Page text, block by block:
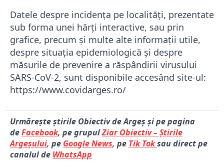
Datele despre incidența pe localități, prezentate
sub forma unei hărți interactive, sau prin
grafice, precum și multe alte informații utile,
despre situația epidemiologică și despre
măsurile de prevenire a răspândirii virusului
SARS-CoV-2, sunt disponibile accesând site-ul:
https://www.covidarges.ro/
Urmărește știrile Obiectiv de Argeș și pe pagina
deFacebook, pe grupulZiar Obiectiv – Știrile
Argeșului, pe Google News, pe Tik Toksau direct pe
canalul de WhatsApp